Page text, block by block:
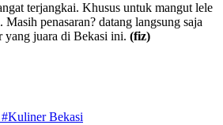
terjangkai. Khusus untuk mangut lele
penasaran? datang langsung saja
yang juara di Bekasi ini. (fiz)
#Kuliner Bekasi